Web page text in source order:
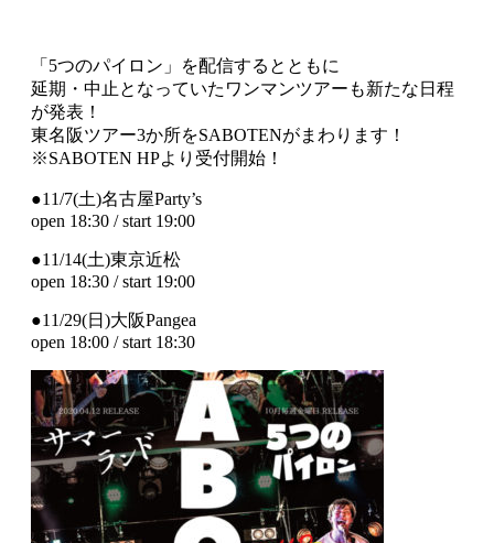
「5つのパイロン」を配信するとともに
延期・中止となっていたワンマンツアーも新たな日程
が発表！
東名阪ツアー3か所をSABOTENがまわります！
※SABOTEN HPより受付開始！
●11/7(土)名古屋Party’s
open 18:30 / start 19:00
●11/14(土)東京近松
open 18:30 / start 19:00
●11/29(日)大阪Pangea
open 18:00 / start 18:30